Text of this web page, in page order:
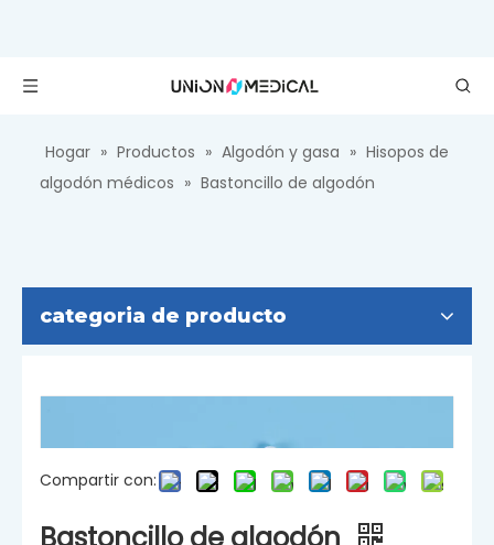
Hogar » Productos » Algodón y gasa » Hisopos de
algodón médicos » Bastoncillo de algodón
categoria de producto
Compartir con: